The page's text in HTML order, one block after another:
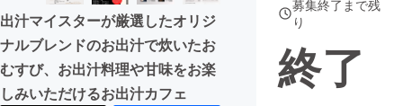
出汁マイスターが厳選したオリジ
ナルブレンドのお出汁で炊いたお
むすび、お出汁料理や甘味をお楽
しみいただけるお出汁カフェ
募集終了まで残
り
終了